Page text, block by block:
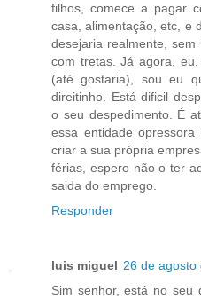
filhos, comece a pagar
casa, alimentação, etc, e
desejaria realmente,
com tretas. Já agora,
(até gostaria), sou eu
direitinho. Está dificil
o seu despedimento. É
essa entidade
criar a sua própria
férias, espero não o ter
saida do emprego.
Responder
luis miguel 26 de agosto
Sim senhor, está no seu